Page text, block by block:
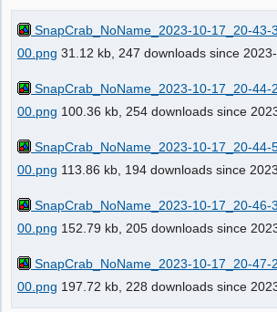
SnapCrab_NoName_2023-10-17_20-43-
00.png 31.12 kb, 247 downloads since
SnapCrab_NoName_2023-10-17_20-44-
00.png 100.36 kb, 254 downloads since
SnapCrab_NoName_2023-10-17_20-44-
00.png 113.86 kb, 194 downloads since
SnapCrab_NoName_2023-10-17_20-46-
00.png 152.79 kb, 205 downloads since
SnapCrab_NoName_2023-10-17_20-47-
00.png 197.72 kb, 228 downloads since